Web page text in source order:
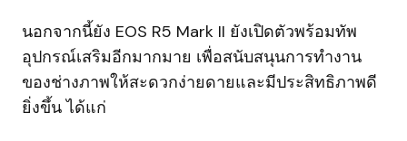
นอกจากนี้ยัง EOS R5 Mark II ยังเปิดตัวพร้อมทัพ
อุปกรณ์เสริมอีกมากมาย เพื่อสนับสนุนการทำงาน
ของช่างภาพให้สะดวกง่ายดายและมีประสิทธิภาพดี
ยิ่งขึ้น ได้แก่